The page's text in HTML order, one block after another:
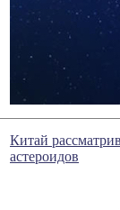
Китай
астероидов